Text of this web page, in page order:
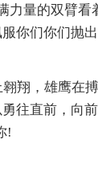
力量的双臂看
你们你们抛
翔，雄鹰在
往直前，向
!